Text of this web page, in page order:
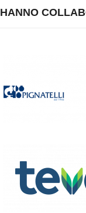
HANNO